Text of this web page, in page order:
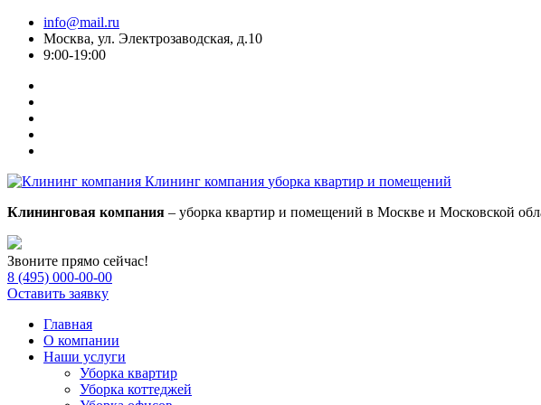
info@mail.ru
Москва, ул. Электрозаводская, д.10
9:00-19:00
Клининг компания уборка квартир и помещений
Клининговая компания – уборка квартир и помещений в Москве и Московской
Звоните прямо сейчас!
8 (495) 000-00-00
Оставить заявку
Главная
О компании
Наши услуги
Уборка квартир
Уборка коттеджей